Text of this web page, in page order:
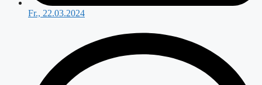
Fr., 22.03.2024